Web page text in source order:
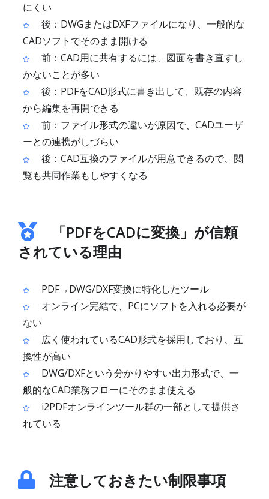
にくい
後：DWGまたはDXFファイルになり、一般的な
CADソフトでそのまま開ける
前：CAD用に共有するには、図面を書き直すし
かないことが多い
後：PDFをCAD形式に書き出して、既存の内容
から編集を再開できる
前：ファイル形式の違いが原因で、CADユーザ
ーとの連携がしづらい
後：CAD互換のファイルが用意できるので、閲
覧も共同作業もしやすくなる
「PDFをCADに変換」が信頼
されている理由
PDF→DWG/DXF変換に特化したツール
オンライン完結で、PCにソフトを入れる必要が
ない
広く使われているCAD形式を採用しており、互
換性が高い
DWG/DXFという分かりやすい出力形式で、一
般的なCAD業務フローにそのまま使える
i2PDFオンラインツール群の一部として提供さ
れている
注意しておきたい制限事項